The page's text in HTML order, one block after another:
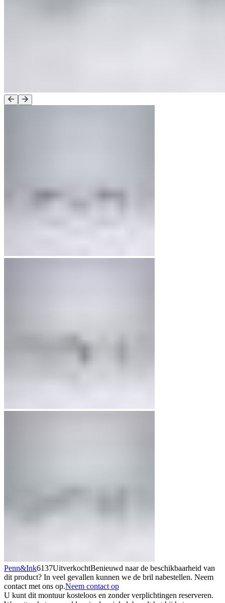
Penn&Ink6137UitverkochtBenieuwd naar de beschikbaarheid van
dit product? In veel gevallen kunnen we de bril nabestellen. Neem
contact met ons op.Neem contact op
U kunt dit montuur kosteloos en zonder verplichtingen reserveren.